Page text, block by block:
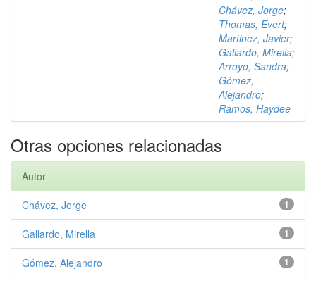
Chávez, Jorge;
Thomas, Evert;
Martinez, Javier;
Gallardo, Mirella;
Arroyo, Sandra;
Gómez,
Alejandro;
Ramos, Haydee
Otras opciones relacionadas
Autor
1
Chávez, Jorge
1
Gallardo, Mirella
1
Gómez, Alejandro